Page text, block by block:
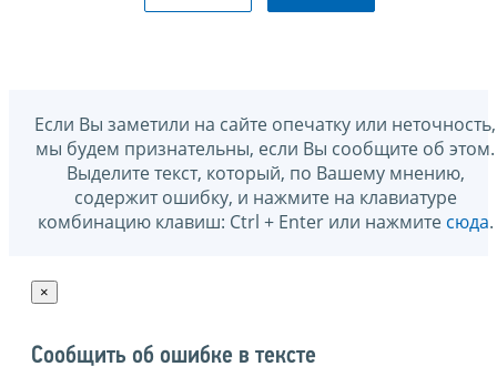
Если Вы заметили на сайте опечатку или неточность,
мы будем признательны, если Вы сообщите об этом.
Выделите текст, который, по Вашему мнению,
содержит ошибку, и нажмите на клавиатуре
комбинацию клавиш: Ctrl + Enter или нажмите сюда.
×
Сообщить об ошибке в тексте